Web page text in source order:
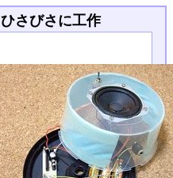
ひさびさに工作